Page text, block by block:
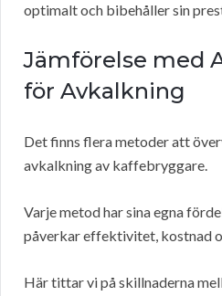
optimalt och bibehåller sin
Jämförelse med
för Avkalkning
Det finns flera metoder att
avkalkning av kaffebryggare.
Varje metod har sina egna
påverkar effektivitet, kostnad
Här tittar vi på skillnaderna